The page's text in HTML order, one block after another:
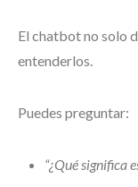
El chatbot no solo
entenderlos.
Puedes preguntar:
“¿Qué significa